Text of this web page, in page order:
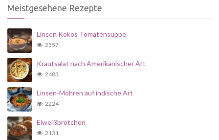
Meistgesehene Rezepte
Linsen Kokos Tomatensuppe
2557
Krautsalat nach Amerikanischer Art
2483
Linsen-Möhren auf indische Art
2224
Eiweißbrötchen
2131